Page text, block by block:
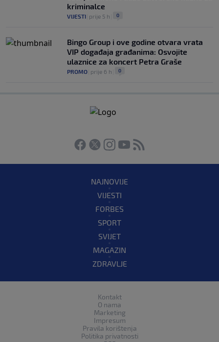
kriminalce
VIJESTI prije 5 h 0
Bingo Group i ove godine otvara vrata
VIP događaja građanima: Osvojite
ulaznice za koncert Petra Graše
PROMO prije 6 h 0
NAJNOVIJE
VIJESTI
FORBES
SPORT
SVIJET
MAGAZIN
ZDRAVLJE
Kontakt
O nama
Marketing
Impresum
Pravila korištenja
Politika privatnosti